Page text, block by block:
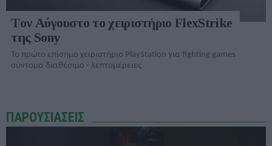
Tον Αύγουστο το χειριστήριο FlexStrike
της Sony
Το πρώτο επίσημο χειριστήριο PlayStation για fighting games
σύντομα διαθέσιμο - λεπτομέρειες
ΠΑΡΟΥΣΙΑΣΕΙΣ